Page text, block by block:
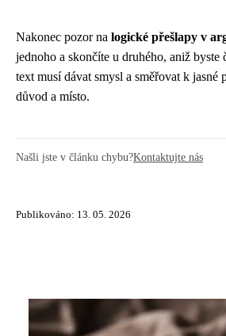
Nakonec pozor na logické přešlapy v
jednoho a skončíte u druhého, aniž byste
text musí dávat smysl a směřovat k jasné
důvod a místo.
Našli jste v článku chybu?Kontaktujte nás
Publikováno: 13. 05. 2026